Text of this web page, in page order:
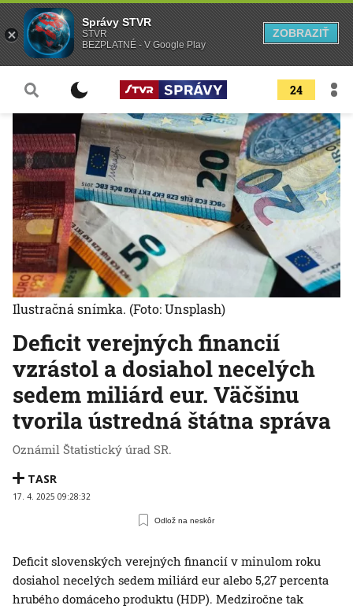
24
Deficit verejných financií
vzrástol a dosiahol necelých
sedem miliárd eur. Väčšinu
tvorila ústredná štátna správa
Oznámil Štatistický úrad SR.
TASR
17. 4. 2025 09:28:32
Odlož na neskôr
Ilustračná snímka. (Foto: Unsplash)
Deficit slovenských verejných financií v minulom roku
dosiahol necelých sedem miliárd eur alebo 5,27 percenta
hrubého domáceho produktu (HDP). Medziročne tak
Správy STVR
STVR
BEZPLATNÉ - V Google Play
ZOBRAZIŤ